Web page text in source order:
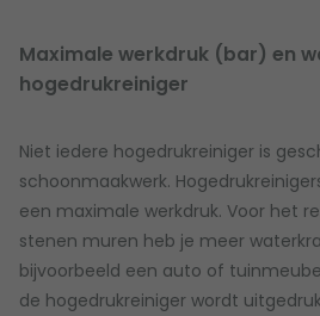
Maximale werkdruk (bar) en
hogedrukreiniger
Niet iedere hogedrukreiniger is
schoonmaakwerk.
een maximale werkdruk. Voor het
stenen muren heb je meer
bijvoorbeeld een auto of
de hogedrukreiniger wordt